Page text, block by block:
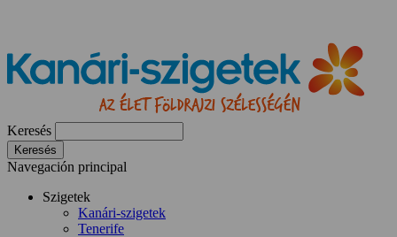
Keresés
Navegación principal
Szigetek
Kanári-szigetek
Tenerife